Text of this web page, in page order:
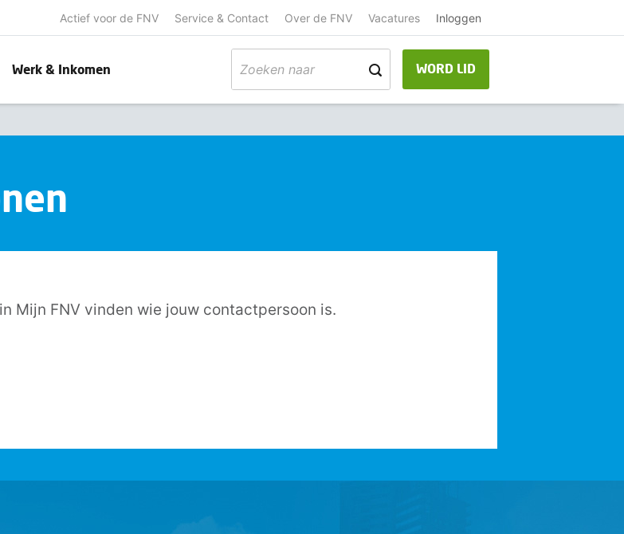
Actief voor de FNV Service & Contact Over de FNV Vacatures Inloggen
Werk & Inkomen WORD LID
Mijn FNV vinden wie jouw contactpersoon is.